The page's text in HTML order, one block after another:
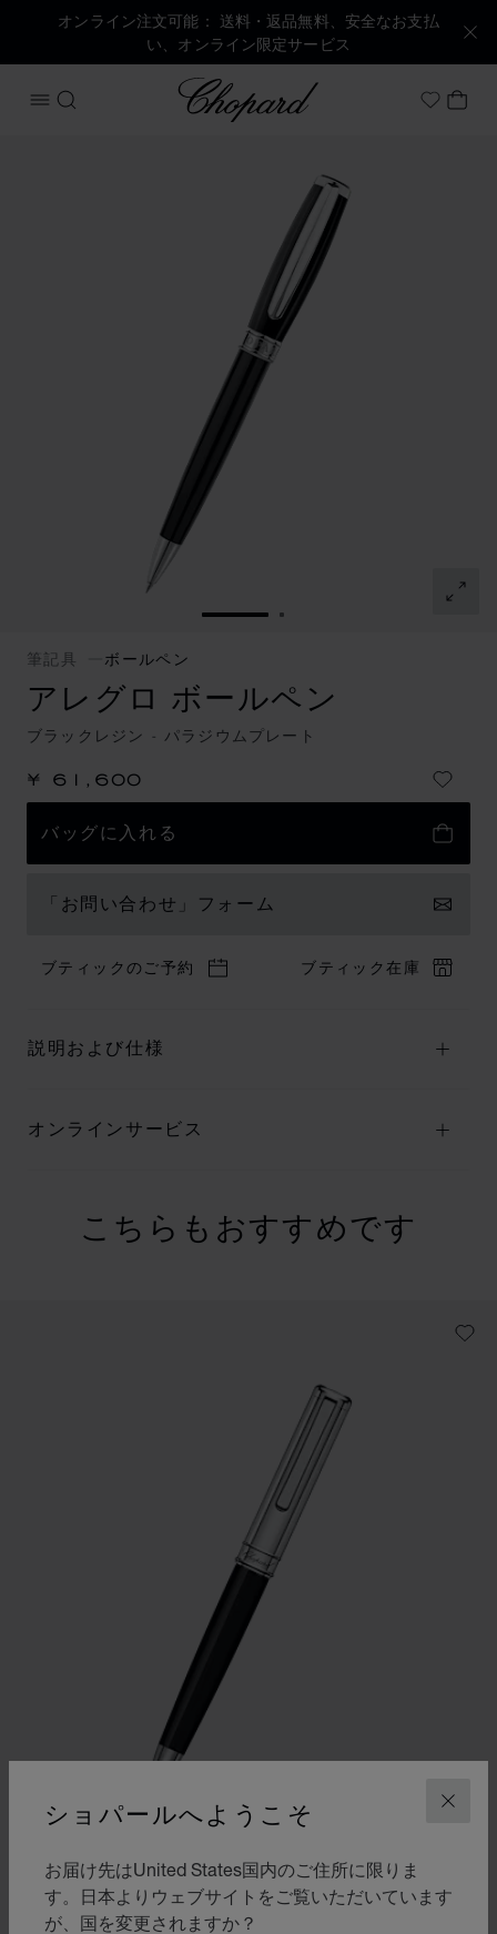
閉じる
ショパールへようこそ
お届け先はUnited States国内のご住所に限りま
す。日本よりウェブサイトをご覧いただいています
が、国を変更されますか？
オンライン注文可能： 送料・返品無料、安全なお支払
い、オンライン限定サービス
メニューを開く
検索する
Chopard
Myマ
スライドに移動 1
スライドに移動 2
筆記具 ボールペン
アレグロ ボールペン
ブラックレジン - パラジウムプレート
¥ 61,600
バッグに入れる
「お問い合わせ」フォーム
ブティックのご予約 ブティック在庫
説明および仕様
オンラインサービス
こちらもおすすめです
スライドに移動 1
スライドに移動 2
CLASSIC ボールペン